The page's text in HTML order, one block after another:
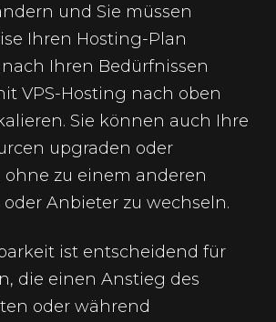
und Sie müssen
Ihren Hosting-Plan
Ihren Bedürfnissen
VPS-Hosting nach oben
Sie können auch Ihre
upgraden oder
zu einem anderen
Anbieter zu wechseln.
ist entscheidend für
die einen Anstieg des
oder während